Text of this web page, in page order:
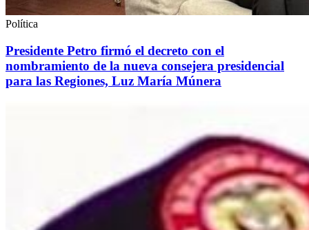
Política
Presidente Petro firmó el decreto con el
nombramiento de la nueva consejera presidencial
para las Regiones, Luz María Múnera